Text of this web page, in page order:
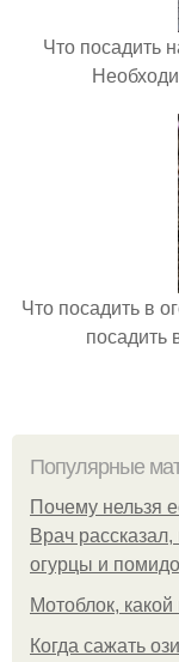
Что посадить
Что посадить в
посадить
Популярные
Почему нельзя
Врач
огурцы и
Мотоблок,
Когда сажать